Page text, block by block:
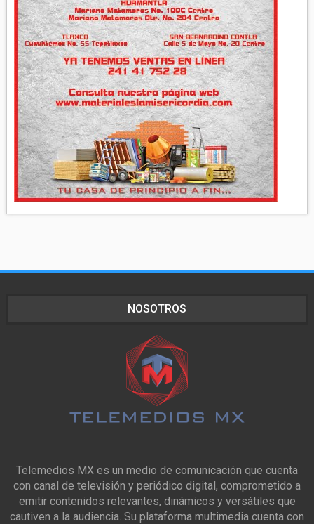
NOSOTROS
Telemedios MX es un medio de comunicación que cuenta
con canal de televisión y periódico digital, comprometido a
emitir contenidos relevantes, dinámicos y versátiles que
cautiven a la audiencia. Su plataforma multimedia cuenta con